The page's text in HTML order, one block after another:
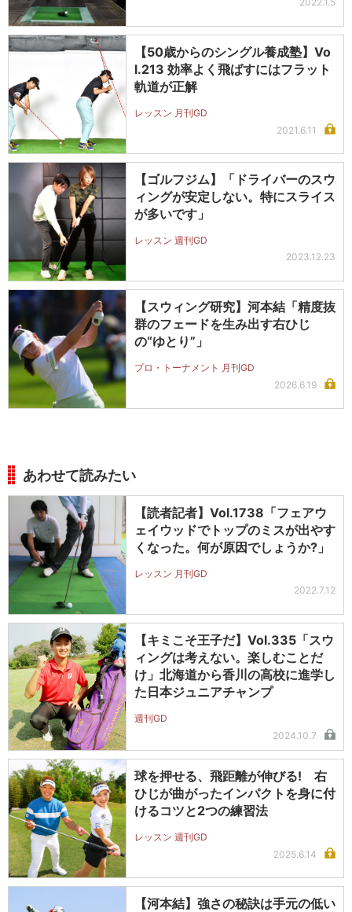
【50歳からのシングル養成塾】Vo
l.213 効率よく飛ばすにはフラット
軌道が正解
レッスン 月刊GD
2021.6.11
【ゴルフジム】「ドライバーのスウ
ィングが安定しない。特にスライス
が多いです」
レッスン 週刊GD
2023.12.23
【スウィング研究】河本結「精度抜
群のフェードを生み出す右ひじ
の“ゆとり”」
プロ・トーナメント 月刊GD
2026.6.19
あわせて読みたい
【読者記者】Vol.1738「フェアウ
ェイウッドでトップのミスが出やす
くなった。何が原因でしょうか?」
レッスン 月刊GD
2022.7.12
【キミこそ王子だ】Vol.335「スウ
ィングは考えない。楽しむことだ
け」北海道から香川の高校に進学し
た日本ジュニアチャンプ
週刊GD
2024.10.7
球を押せる、飛距離が伸びる! 右
ひじが曲がったインパクトを身に付
けるコツと2つの練習法
レッスン 週刊GD
2025.6.14
【河本結】強さの秘訣は手元の低い